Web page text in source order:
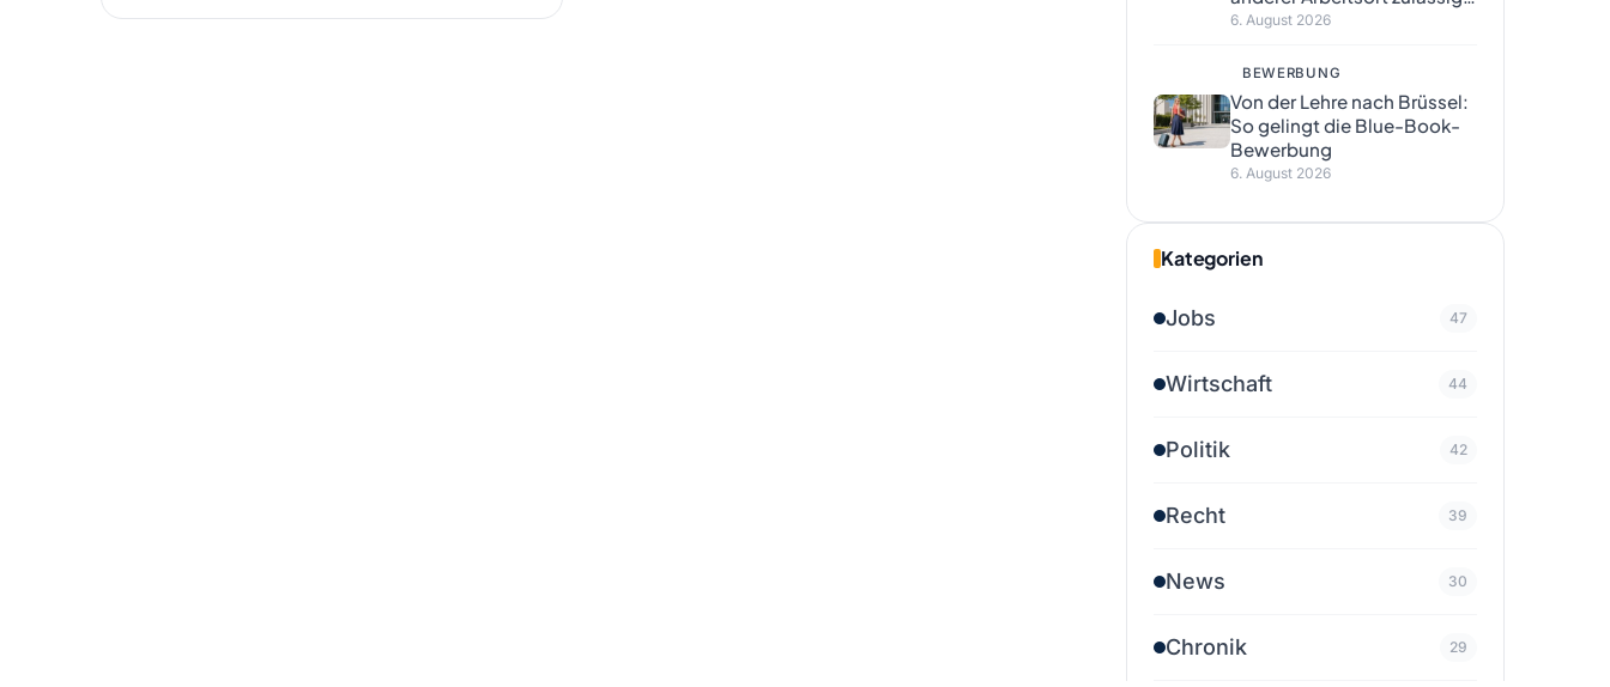
sind
6. August 2026
BEWERBUNG
Von der Lehre nach Brüssel:
So gelingt die Blue-Book-
Bewerbung
6. August 2026
Kategorien
Jobs 47
Wirtschaft 44
Politik 42
Recht 39
News 30
Chronik 29